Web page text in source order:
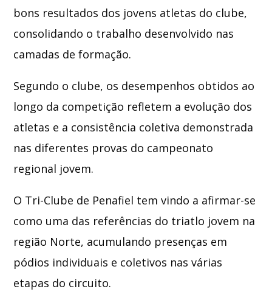
bons resultados dos jovens atletas do clube,
consolidando o trabalho desenvolvido nas
camadas de formação.
Segundo o clube, os desempenhos obtidos ao
longo da competição refletem a evolução dos
atletas e a consistência coletiva demonstrada
nas diferentes provas do campeonato
regional jovem.
O Tri-Clube de Penafiel tem vindo a afirmar-se
como uma das referências do triatlo jovem na
região Norte, acumulando presenças em
pódios individuais e coletivos nas várias
etapas do circuito.